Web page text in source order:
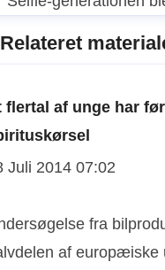
Relateret
flertal af unge har
Juli 2014 07:02
fra
af europæiske